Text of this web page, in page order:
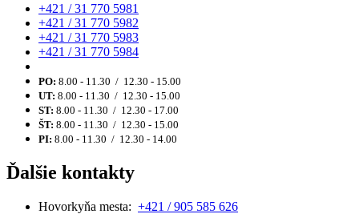
+421 / 31 770 5981
+421 / 31 770 5982
+421 / 31 770 5983
+421 / 31 770 5984
PO: 8.00 - 11.30 / 12.30 - 15.00
UT: 8.00 - 11.30 / 12.30 - 15.00
ST: 8.00 - 11.30 / 12.30 - 17.00
ŠT: 8.00 - 11.30 / 12.30 - 15.00
PI: 8.00 - 11.30 / 12.30 - 14.00
Ďalšie kontakty
Hovorkyňa mesta: +421 / 905 585 626